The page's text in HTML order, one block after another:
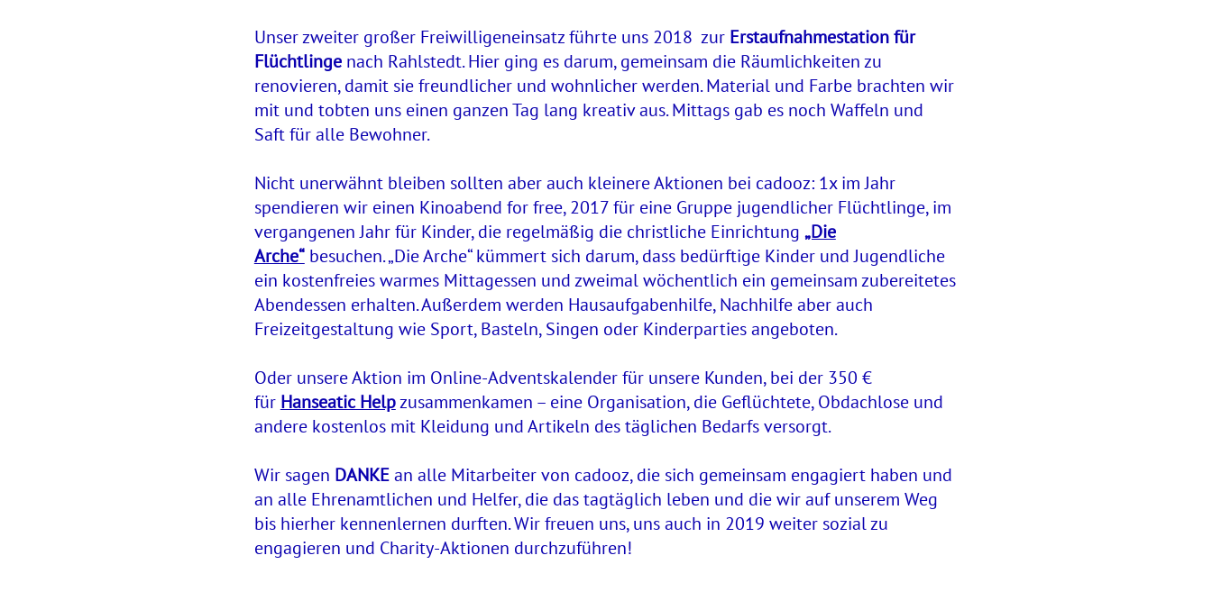
Unser zweiter großer Freiwilligeneinsatz führte uns 2018 zurErstaufnahmestation für
Flüchtlinge nach Rahlstedt. Hier ging es darum, gemeinsam die Räumlichkeiten zu
renovieren, damit sie freundlicher und wohnlicher werden. Material und Farbe brachten wir
mit und tobten uns einen ganzen Tag lang kreativ aus. Mittags gab es noch Waffeln und
Saft für alle Bewohner.
Nicht unerwähnt bleiben sollten aber auch kleinere Aktionen bei cadooz: 1x im Jahr
spendieren wir einen Kinoabend for free, 2017 für eine Gruppe jugendlicher Flüchtlinge, im
vergangenen Jahr für Kinder, die regelmäßig die christliche Einrichtung „Die
Arche“besuchen. „Die Arche“ kümmert sich darum, dass bedürftige Kinder und Jugendliche
ein kostenfreies warmes Mittagessen und zweimal wöchentlich ein gemeinsam zubereitetes
Abendessen erhalten. Außerdem werden Hausaufgabenhilfe, Nachhilfe aber auch
Freizeitgestaltung wie Sport, Basteln, Singen oder Kinderparties angeboten.
Oder unsere Aktion im Online-Adventskalender für unsere Kunden, bei der 350 €
für Hanseatic Helpzusammenkamen – eine Organisation, die Geflüchtete, Obdachlose und
andere kostenlos mit Kleidung und Artikeln des täglichen Bedarfs versorgt.
Wir sagen DANKEan alle Mitarbeiter von cadooz, die sich gemeinsam engagiert haben und
an alle Ehrenamtlichen und Helfer, die das tagtäglich leben und die wir auf unserem Weg
bis hierher kennenlernen durften. Wir freuen uns, uns auch in 2019 weiter sozial zu
engagieren und Charity-Aktionen durchzuführen!